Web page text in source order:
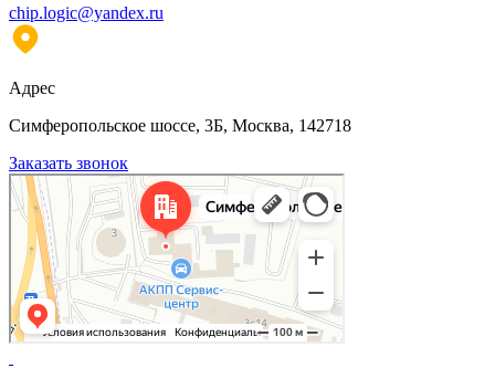
chip.logic@yandex.ru
Адрес
Симферопольское шоссе, 3Б, Москва, 142718
Заказать звонок